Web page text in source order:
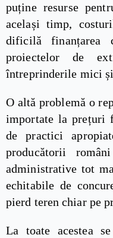
puține resurse
același timp,
dificilă finanțarea
proiectelor de
întreprinderile mici
O altă problemă o
importate la prețuri
de practici
producătorii
administrative tot
echitabile de
pierd teren chiar pe
La toate acestea